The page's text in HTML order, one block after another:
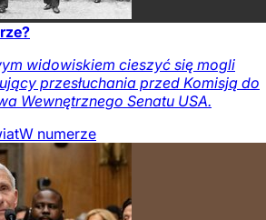
widowiskiem cieszyć się mogli
przesłuchania przed Komisją do
Wewnętrznego Senatu USA.
W numerze